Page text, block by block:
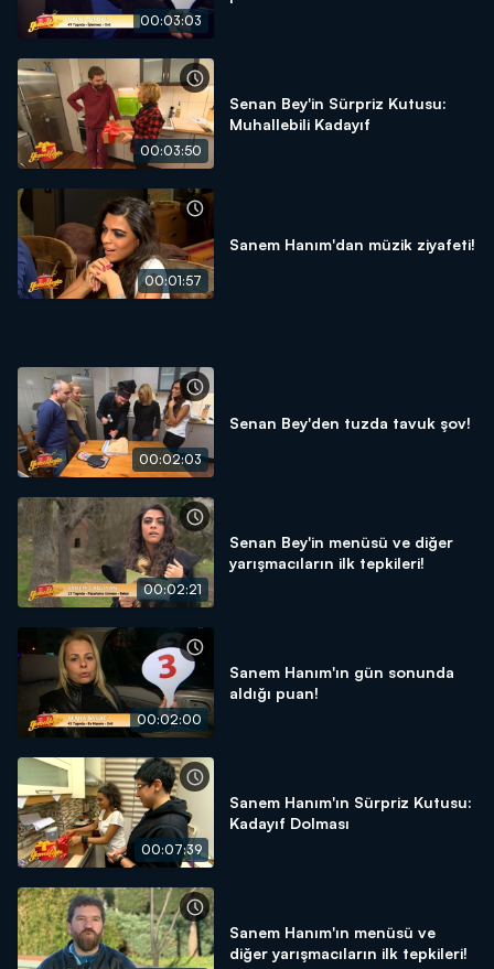
00:03:03
00:03:50
Senan Bey'in Sürpriz Kutusu:
Muhallebili Kadayıf
00:01:57
Sanem Hanım'dan müzik ziyafeti!
00:02:03
Senan Bey'den tuzda tavuk şov!
00:02:21
Senan Bey'in menüsü ve diğer
yarışmacıların ilk tepkileri!
00:02:00
Sanem Hanım'ın gün sonunda
aldığı puan!
00:07:39
Sanem Hanım'ın Sürpriz Kutusu:
Kadayıf Dolması
Sanem Hanım'ın menüsü ve
diğer yarışmacıların ilk tepkileri!